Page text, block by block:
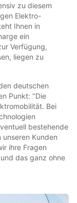
zu diesem
Elektro-
Ihnen in
ein
Verfügung,
liegen zu
deutschen
Punkt: ‘’Die
Bei
bestehende
Kunden
ihre Fragen
das ganz ohne